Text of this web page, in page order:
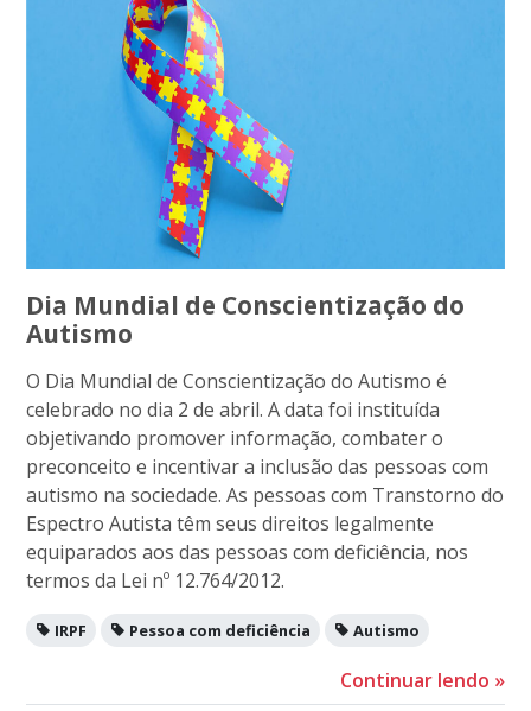
Dia Mundial de Conscientização do
Autismo
O Dia Mundial de Conscientização do Autismo é
celebrado no dia 2 de abril. A data foi instituída
objetivando promover informação, combater o
preconceito e incentivar a inclusão das pessoas com
autismo na sociedade. As pessoas com Transtorno do
Espectro Autista têm seus direitos legalmente
equiparados aos das pessoas com deficiência, nos
termos da Lei nº 12.764/2012.
IRPF Pessoa com deficiência Autismo
Continuar lendo »